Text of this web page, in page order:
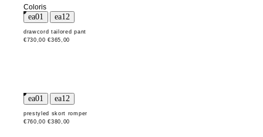
Coloris
drawcord tailored pant
€730,00 €365,00
prestyled skort romper
€760,00 €380,00